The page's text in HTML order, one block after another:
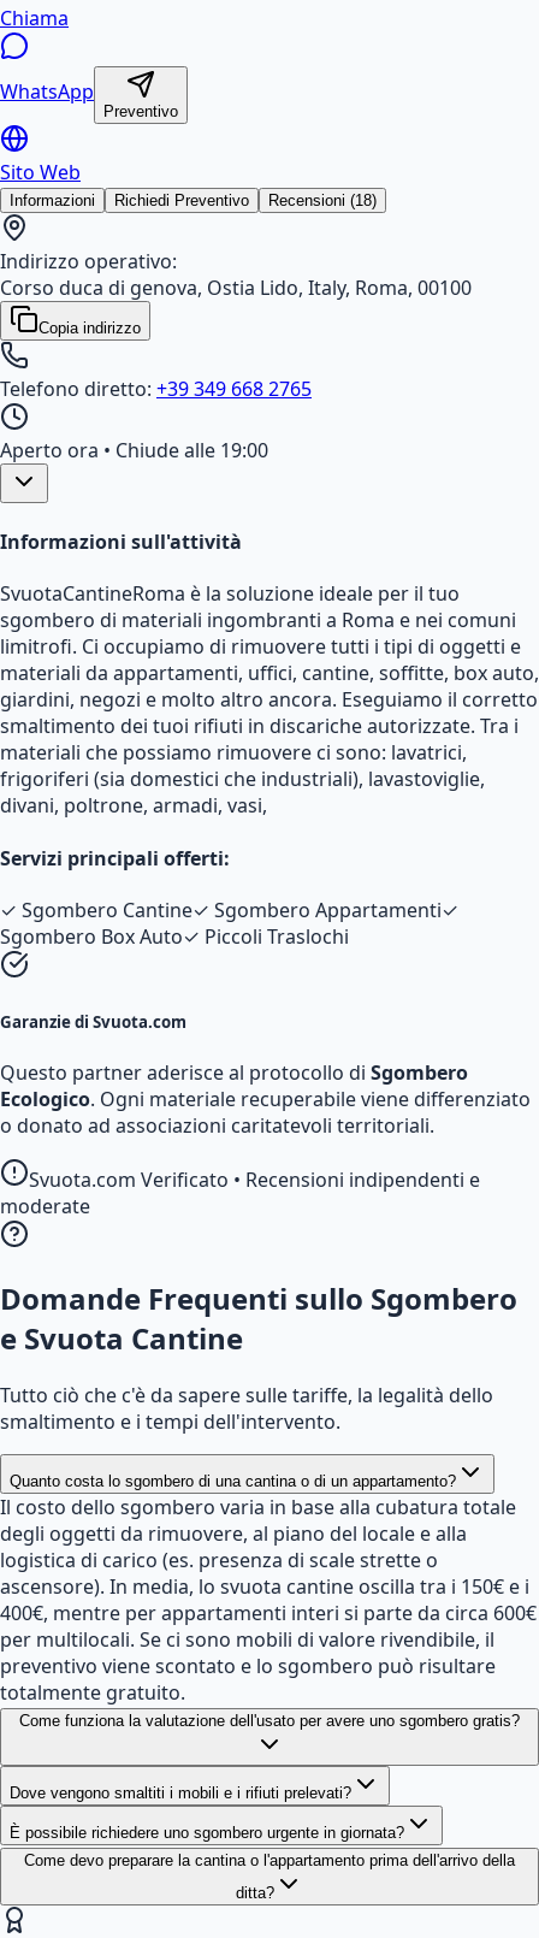
Chiama
WhatsApp
Preventivo
Sito Web
Informazioni Richiedi Preventivo Recensioni (18)
Indirizzo operativo:
Corso duca di genova, Ostia Lido, Italy, Roma, 00100
Copia indirizzo
Telefono diretto: +39 349 668 2765
Aperto ora • Chiude alle 19:00
Informazioni sull'attività
SvuotaCantineRoma è la soluzione ideale per il tuo
sgombero di materiali ingombranti a Roma e nei comuni
limitrofi. Ci occupiamo di rimuovere tutti i tipi di oggetti e
materiali da appartamenti, uffici, cantine, soffitte, box auto,
giardini, negozi e molto altro ancora. Eseguiamo il corretto
smaltimento dei tuoi rifiuti in discariche autorizzate. Tra i
materiali che possiamo rimuovere ci sono: lavatrici,
frigoriferi (sia domestici che industriali), lavastoviglie,
divani, poltrone, armadi, vasi,
Servizi principali offerti:
✓ Sgombero Cantine✓ Sgombero Appartamenti✓
Sgombero Box Auto✓ Piccoli Traslochi
Garanzie di Svuota.com
Questo partner aderisce al protocollo di Sgombero
Ecologico. Ogni materiale recuperabile viene differenziato
o donato ad associazioni caritatevoli territoriali.
Svuota.com Verificato • Recensioni indipendenti e
moderate
Domande Frequenti sullo Sgombero
e Svuota Cantine
Tutto ciò che c'è da sapere sulle tariffe, la legalità dello
smaltimento e i tempi dell'intervento.
Quanto costa lo sgombero di una cantina o di un appartamento?
Il costo dello sgombero varia in base alla cubatura totale
degli oggetti da rimuovere, al piano del locale e alla
logistica di carico (es. presenza di scale strette o
ascensore). In media, lo svuota cantine oscilla tra i 150€ e i
400€, mentre per appartamenti interi si parte da circa 600€
per multilocali. Se ci sono mobili di valore rivendibile, il
preventivo viene scontato e lo sgombero può risultare
totalmente gratuito.
Come funziona la valutazione dell'usato per avere uno sgombero gratis?
Dove vengono smaltiti i mobili e i rifiuti prelevati?
È possibile richiedere uno sgombero urgente in giornata?
Come devo preparare la cantina o l'appartamento prima dell'arrivo della
ditta?